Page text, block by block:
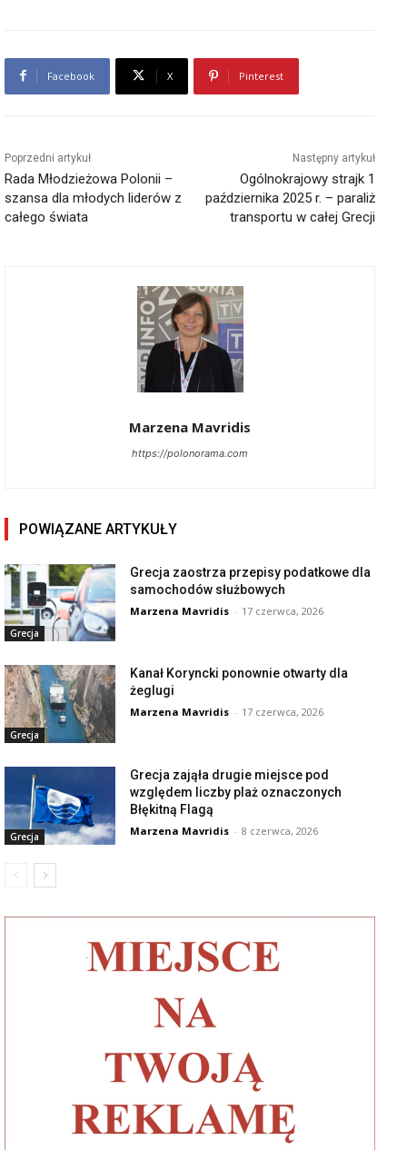
Facebook X Pinterest
Poprzedni artykuł
Rada Młodzieżowa Polonii –
szansa dla młodych liderów z
całego świata
Następny artykuł
Ogólnokrajowy strajk 1
października 2025 r. – paraliż
transportu w całej Grecji
Marzena Mavridis
https://polonorama.com
POWIĄZANE ARTYKUŁY
Grecja
Grecja zaostrza przepisy podatkowe dla
samochodów służbowych
Marzena Mavridis - 17 czerwca, 2026
Grecja
Kanał Koryncki ponownie otwarty dla
żeglugi
Marzena Mavridis - 17 czerwca, 2026
Grecja
Grecja zająła drugie miejsce pod
względem liczby plaż oznaczonych
Błękitną Flagą
Marzena Mavridis - 8 czerwca, 2026